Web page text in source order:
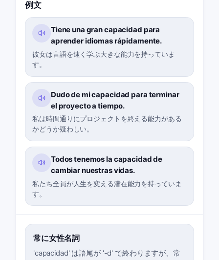
例文
Tiene una gran capacidad para
aprender idiomas rápidamente.
彼女は言語を速く学ぶ大きな能力を持っていま
す。
Dudo de mi capacidad para terminar
el proyecto a tiempo.
私は時間通りにプロジェクトを終える能力がある
かどうか疑わしい。
Todos tenemos la capacidad de
cambiar nuestras vidas.
私たち全員が人生を変える潜在能力を持っていま
す。
常に女性名詞
'capacidad' は語尾が '-d' で終わりますが、常